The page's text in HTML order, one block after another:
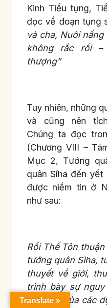
Kinh Tiểu tụng,
đọc về đoạn tụng
và cha, Nuôi
không rắc rối
thượng”
Tuy nhiên, những
và cũng nên
Chúng ta đọc
(Chương VIII –
Mục 2, Tướng
quân Síha đến
được niềm tin ở
như sau:
Rồi Thế Tôn
tướng quân Sìha,
thuyết về giới,
trình bày sự
nhiễm ô của các
Translate »